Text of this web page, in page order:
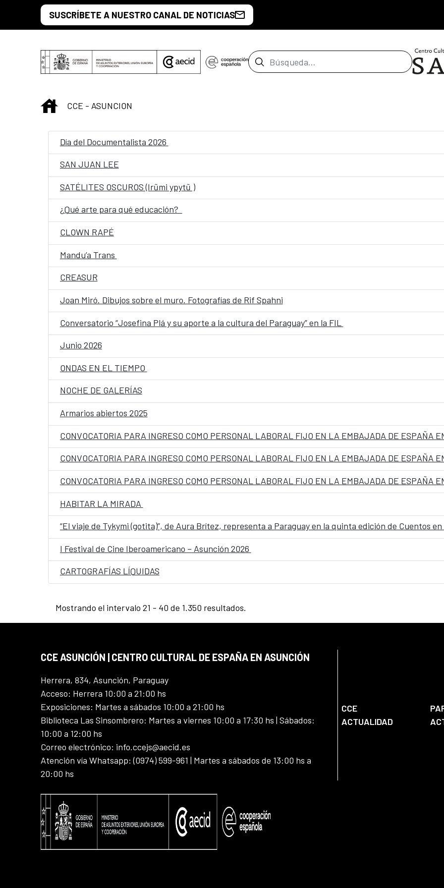
Saltar al contenido principal
SUSCRÍBETE A NUESTRO CANAL DE NOTICIAS
Barra de búsqueda
INICIO
CCE - ASUNCION
Día del Documentalista 2026
SAN JUAN LEE
SATÉLITES OSCUROS (Irũmi ypytũ )
¿Qué arte para qué educación?
CLOWN RAPÉ
Mandu’a Trans
CREASUR
Joan Miró. Dibujos sobre el muro. Fotografías de Rif Spahni
Conversatorio “Josefina Plá y su aporte a la cultura del Paraguay” en la FIL
Junio 2026
ONDAS EN EL TIEMPO
NOCHE DE GALERÍAS
Armarios abiertos 2025
HABITAR LA MIRADA
“El viaje de Tykymi (gotita)”, de Aura Brítez, representa a Paraguay en la quinta edición de Cuentos en
I Festival de Cine Iberoamericano – Asunción 2026
CARTOGRAFÍAS LÍQUIDAS
Mostrando el intervalo 21 - 40 de 1.350 resultados.
CCE ASUNCIÓN | CENTRO CULTURAL DE ESPAÑA EN ASUNCIÓN
Herrera, 834, Asunción, Paraguay
Acceso: Herrera 10:00 a 21:00 hs
Exposiciones: Martes a sábados 10:00 a 21:00 hs
Biblioteca Las Sinsombrero: Martes a viernes 10:00 a 17:30 hs | Sábados:
10:00 a 12:00 hs
Correo electrónico: info.ccejs@aecid.es
Atención vía Whatsapp: (0974) 599-961 | Martes a sábados de 13:00 hs a
20:00 hs
CCE
ACTUALIDAD